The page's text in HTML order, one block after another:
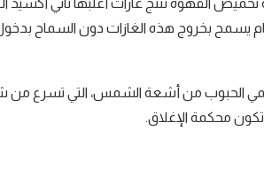
القهوة تنتج غازات أغلبها ثاني أكسيد
بخروج هذه الغازات دون السماح بدخول
الحبوب من أشعة الشمس، التي تسرع من
محكمة الإغلاق.